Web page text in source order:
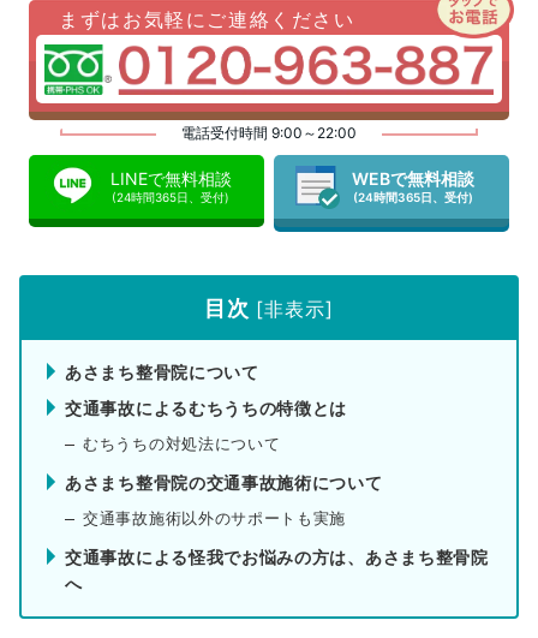
まずはお気軽にご連絡ください
電話受付時間 9:00～22:00
LINEで無料相談
(24時間365日、受付)
WEBで無料相談
(24時間365日、受付)
目次 [非表示]
あさまち整骨院について
交通事故によるむちうちの特徴とは
むちうちの対処法について
あさまち整骨院の交通事故施術について
交通事故施術以外のサポートも実施
交通事故による怪我でお悩みの方は、あさまち整骨院
へ